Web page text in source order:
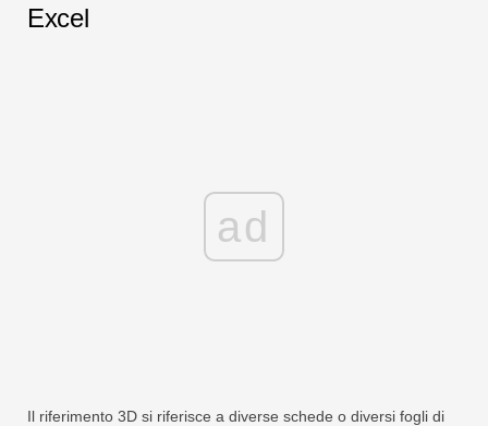
Excel
ad
Il riferimento 3D si riferisce a diverse schede o diversi fogli di